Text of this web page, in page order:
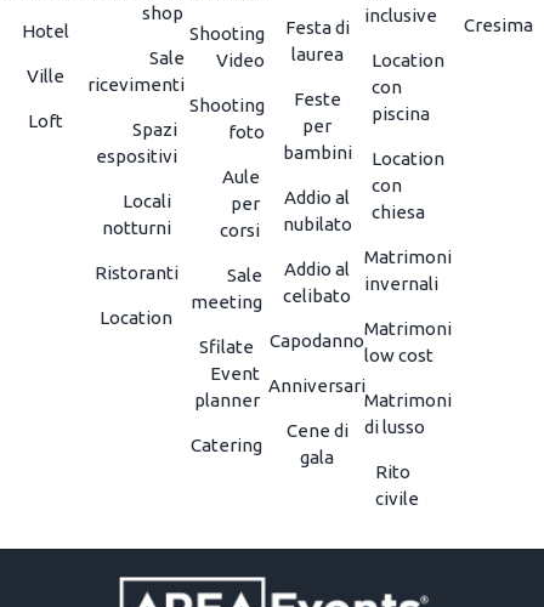
Hotel
Ville
Loft
shop
Sale
ricevimenti
Spazi
espositivi
Locali
notturni
Ristoranti
Location
Shooting
Video
Shooting
foto
Aule
per
corsi
Sale
meeting
Sfilate
Event
planner
Catering
Festa di
laurea
Feste
per
bambini
Addio al
nubilato
Addio al
celibato
Capodanno
Anniversari
Cene di
gala
inclusive
Location
con
piscina
Location
con
chiesa
Matrimoni
invernali
Matrimoni
low cost
Matrimoni
di lusso
Rito
civile
Cresima